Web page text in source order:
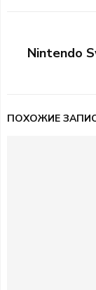
Nintendo
ПОХОЖИЕ